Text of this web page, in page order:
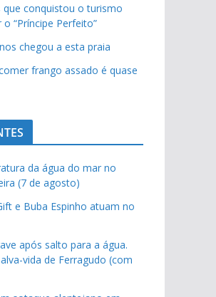
que conquistou o turismo
“Príncipe Perfeito”
chegou a esta praia
frango assado é quase
da água do mar no
(7 de agosto)
e Buba Espinho atuam no
após salto para a água.
vida de Ferragudo (com